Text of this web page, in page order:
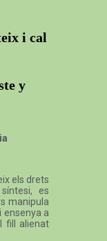
i cal
y
els drets
es
manipula
ensenya a
fill alienat